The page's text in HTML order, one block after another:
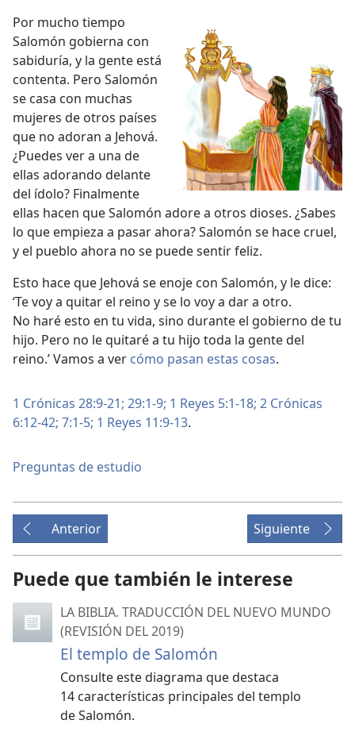
Por mucho tiempo
Salomón gobierna con
sabiduría, y la gente está
contenta. Pero Salomón
se casa con muchas
mujeres de otros países
que no adoran a Jehová.
¿Puedes ver a una de
ellas adorando delante
del ídolo? Finalmente
ellas hacen que Salomón adore a otros dioses. ¿Sabes
lo que empieza a pasar ahora? Salomón se hace cruel,
y el pueblo ahora no se puede sentir feliz.
Esto hace que Jehová se enoje con Salomón, y le dice:
‘Te voy a quitar el reino y se lo voy a dar a otro.
No haré esto en tu vida, sino durante el gobierno de tu
hijo. Pero no le quitaré a tu hijo toda la gente del
reino.’ Vamos a ver cómo pasan estas cosas.
1 Crónicas 28:9-21; 29:1-9; 1 Reyes 5:1-18; 2 Crónicas
6:12-42; 7:1-5; 1 Reyes 11:9-13.
Preguntas de estudio
Anterior Siguiente
Puede que también le interese
LA BIBLIA. TRADUCCIÓN DEL NUEVO MUNDO
(REVISIÓN DEL 2019)
El templo de Salomón
Consulte este diagrama que destaca
14 características principales del templo
de Salomón.